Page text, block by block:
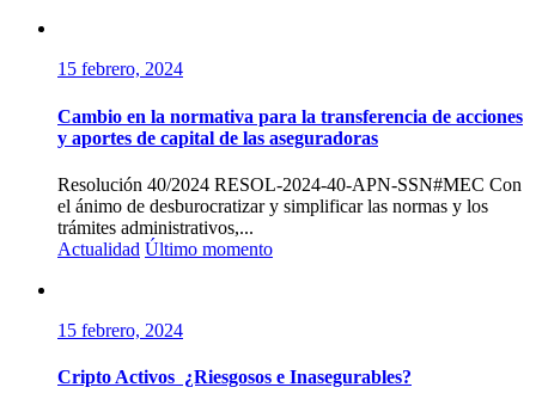
15 febrero, 2024
Cambio en la normativa para la transferencia de acciones
y aportes de capital de las aseguradoras
Resolución 40/2024 RESOL-2024-40-APN-SSN#MEC Con
el ánimo de desburocratizar y simplificar las normas y los
trámites administrativos,...
Actualidad Último momento
15 febrero, 2024
Cripto Activos ¿Riesgosos e Inasegurables?